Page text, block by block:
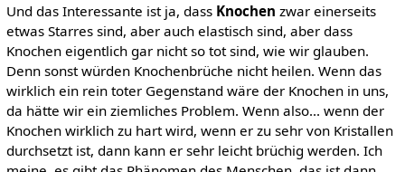
Und das Interessante ist ja, dass Knochen zwar einerseits
etwas Starres sind, aber auch elastisch sind, aber dass
Knochen eigentlich gar nicht so tot sind, wie wir glauben.
Denn sonst würden Knochenbrüche nicht heilen. Wenn das
wirklich ein rein toter Gegenstand wäre der Knochen in uns,
da hätte wir ein ziemliches Problem. Wenn also... wenn der
Knochen wirklich zu hart wird, wenn er zu sehr von Kristallen
durchsetzt ist, dann kann er sehr leicht brüchig werden. Ich